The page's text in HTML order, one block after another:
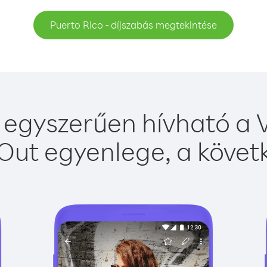
Puerto Rico - díjszabás megtekintése
hívható a
egyenlege, a